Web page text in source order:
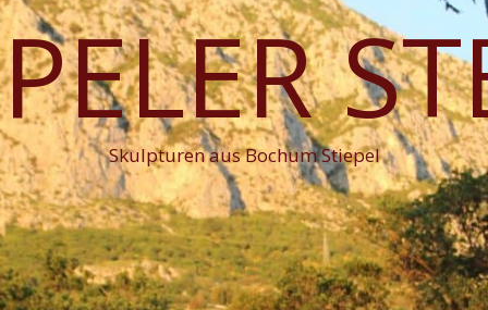
Skulpturen aus Bochum Stiepel